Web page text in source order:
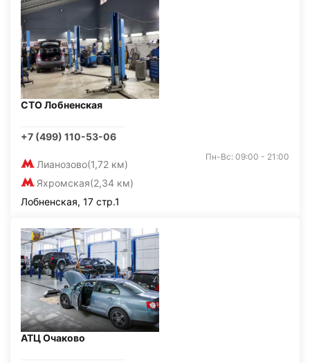
СТО Лобненская
+7 (499) 110-53-06
Лианозово(1,72 км)
Яхромская(2,34 км)
Пн-Вс: 09:00 - 21:00
Лобненская, 17 стр.1
АТЦ Очаково